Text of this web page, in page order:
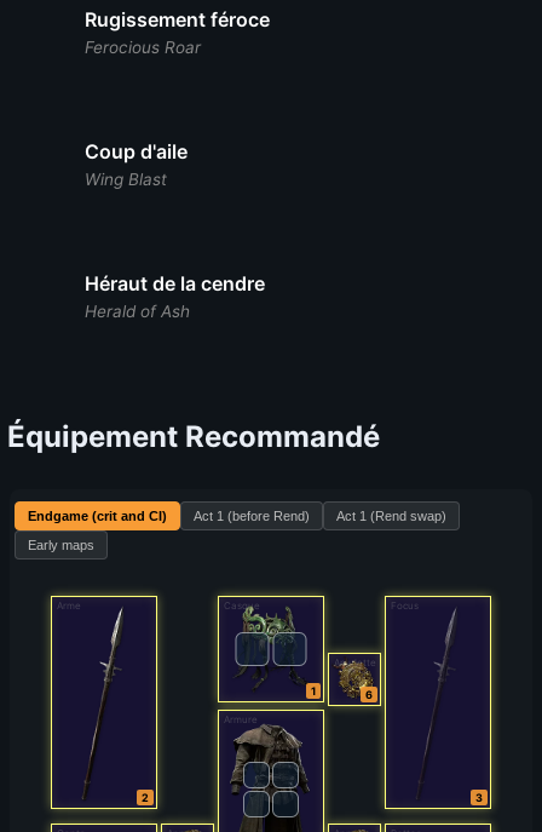
Rugissement féroce
Ferocious Roar
Coup d'aile
Wing Blast
Héraut de la cendre
Herald of Ash
Équipement Recommandé